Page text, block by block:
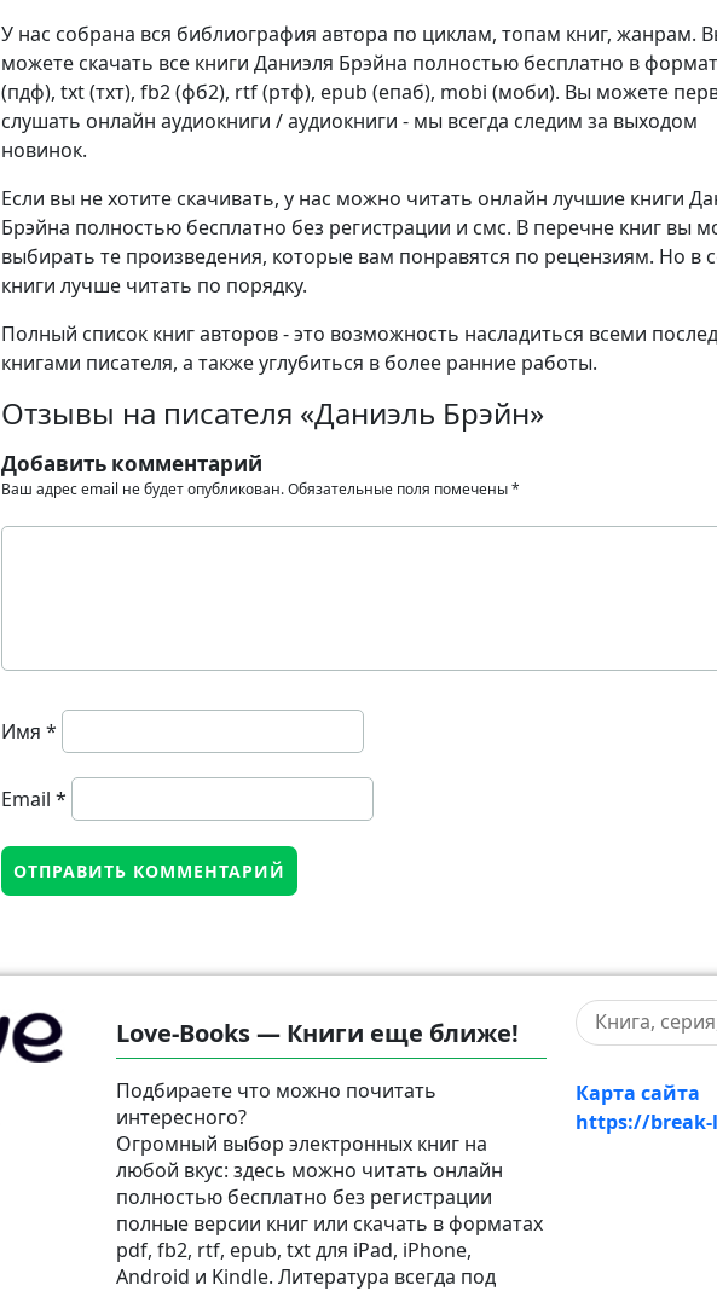
У нас собрана вся библиография автора по циклам, топам книг, жанрам.
можете скачать все книги Даниэля Брэйна полностью бесплатно в
(пдф), txt (тхт), fb2 (фб2), rtf (ртф), epub (епаб), mobi (моби). Вы можете
слушать онлайн аудиокниги / аудиокниги - мы всегда следим за выходом
новинок.
Если вы не хотите скачивать, у нас можно читать онлайн лучшие книги
Брэйна полностью бесплатно без регистрации и смс. В перечне книг вы
выбирать те произведения, которые вам понравятся по рецензиям. Но в
книги лучше читать по порядку.
Полный список книг авторов - это возможность насладиться всеми
книгами писателя, а также углубиться в более ранние работы.
Отзывы на писателя «Даниэль Брэйн»
Добавить комментарий
Ваш адрес email не будет опубликован.Обязательные поля помечены*
Имя *
Email *
Love-Books — Книги еще ближе!
Подбираете что можно почитать
интересного?
Огромный выбор электронных книг на
любой вкус: здесь можно читать онлайн
полностью бесплатно без регистрации
полные версии книг или скачать в форматах
pdf, fb2, rtf, epub, txt для iPad, iPhone,
Android и Kindle. Литература всегда под
Карта сайта
https://break-